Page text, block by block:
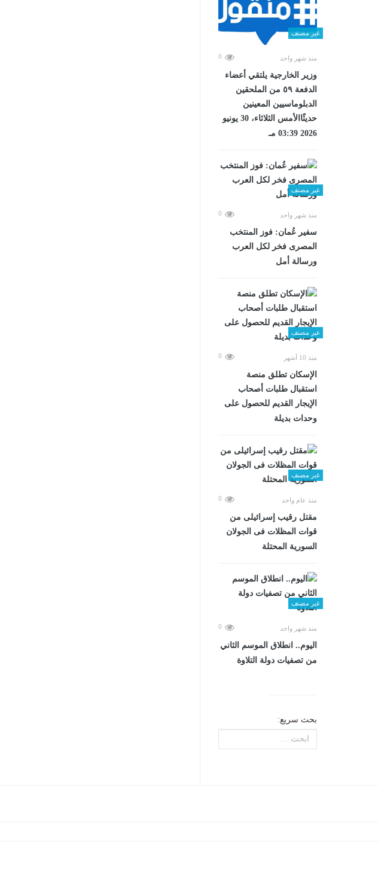
غير مصنف
منذ شهر واحد 0
وزير الخارجية يلتقي أعضاء
الدفعة ٥٩ من الملحقين
الدبلوماسيين المعينين
حديثًاالأمس الثلاثاء، 30 يونيو
2026 03:39 مـ
غير مصنف
منذ شهر واحد 0
سفير عُمان: فوز المنتخب
المصرى فخر لكل العرب
ورسالة أمل
غير مصنف
منذ 10 أشهر 0
الإسكان تطلق منصة
استقبال طلبات أصحاب
الإيجار القديم للحصول على
وحدات بديلة
غير مصنف
منذ عام واحد 0
مقتل رقيب إسرائيلى من
قوات المظلات فى الجولان
السورية المحتلة
غير مصنف
منذ شهر واحد 0
اليوم.. انطلاق الموسم الثاني
من تصفيات دولة التلاوة
بحث سريع: